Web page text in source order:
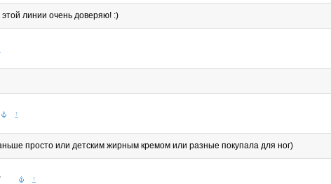
линии очень доверяю! :)
↑
просто или детским жирным кремом или разные покупала для ног)
↑